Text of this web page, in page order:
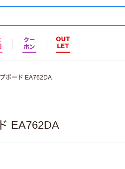
ボード EA762DA
EA762DA